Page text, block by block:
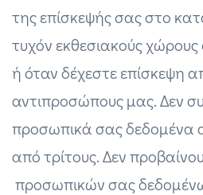
της επίσκεψής σας στο
τυχόν εκθεσιακούς
ή όταν δέχεστε επίσκεψη
αντιπροσώπους μας. Δεν
προσωπικά σας δεδομένα
από τρίτους. Δεν
προσωπικών σας